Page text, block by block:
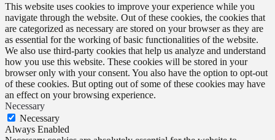
This website uses cookies to improve your experience while you
navigate through the website. Out of these cookies, the cookies that
are categorized as necessary are stored on your browser as they are
as essential for the working of basic functionalities of the website.
We also use third-party cookies that help us analyze and understand
how you use this website. These cookies will be stored in your
browser only with your consent. You also have the option to opt-out
of these cookies. But opting out of some of these cookies may have
an effect on your browsing experience.
Necessary
Necessary
Always Enabled